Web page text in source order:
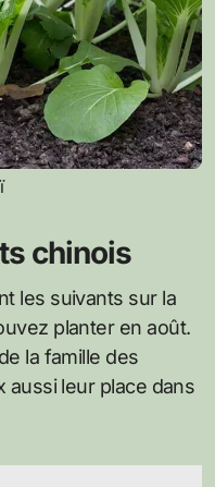
chinois
les suivants sur la
planter en août.
la famille des
aussi leur place dans